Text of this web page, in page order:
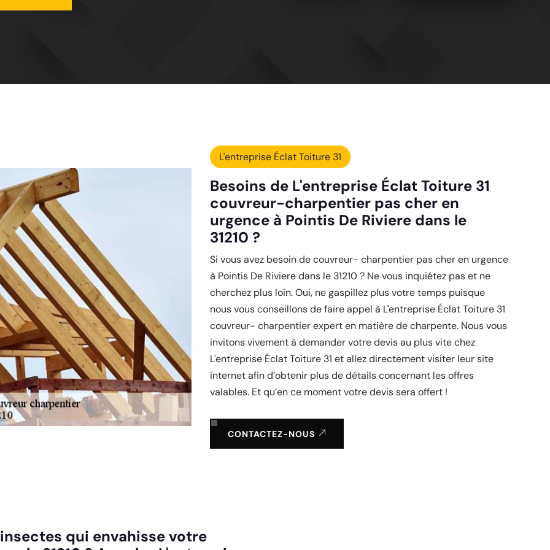
L'entreprise Éclat Toiture 31
Besoins de L'entreprise Éclat Toiture 31
couvreur-charpentier pas cher en
urgence à Pointis De Riviere dans le
31210 ?
Si vous avez besoin de couvreur- charpentier pas cher en urgence
à Pointis De Riviere dans le 31210 ? Ne vous inquiétez pas et ne
cherchez plus loin. Oui, ne gaspillez plus votre temps puisque
nous vous conseillons de faire appel à L'entreprise Éclat Toiture 31
couvreur- charpentier expert en matière de charpente. Nous vous
invitons vivement à demander votre devis au plus vite chez
L'entreprise Éclat Toiture 31 et allez directement visiter leur site
internet afin d’obtenir plus de détails concernant les offres
valables. Et qu’en ce moment votre devis sera offert !
CONTACTEZ-NOUS
qui envahisse votre